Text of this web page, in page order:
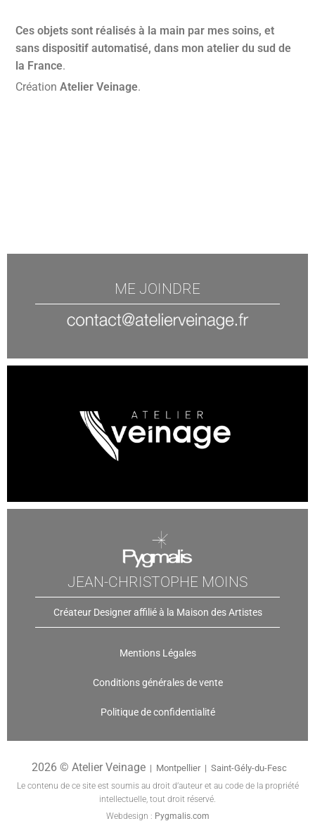
Ces objets sont réalisés à la main par mes soins, et
sans dispositif automatisé, dans mon atelier du sud de
la France.
CréationAtelier Veinage.
ME JOINDRE
JEAN-CHRISTOPHE MOINS
Créateur Designer affilié à la Maison des Artistes
Mentions Légales
Conditions générales de vente
Politique de confidentialité
2026 © Atelier Veinage| Montpellier | Saint-Gély-du-Fesc
Le contenu de ce site est soumis au droit d’auteur et au code de la propriété
intellectuelle, tout droit réservé.
Webdesign : Pygmalis.com